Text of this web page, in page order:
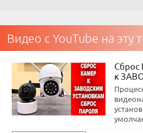
Видео с YouTube на эту
Сброс
к